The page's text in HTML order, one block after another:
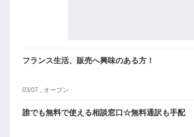
フランス生活、販売へ興味のある方！
03/07 , オープン
誰でも無料で使える相談窓口☆無料通訳も手配